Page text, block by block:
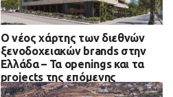
Ο νέος χάρτης των διεθνών
ξενοδοχειακών brands στην
Ελλάδα – Τα openings και τα
projects της επόμενης
περιόδου